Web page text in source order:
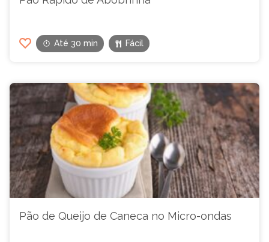
Até 30 min Fácil
Pão de Queijo de Caneca no Micro-ondas